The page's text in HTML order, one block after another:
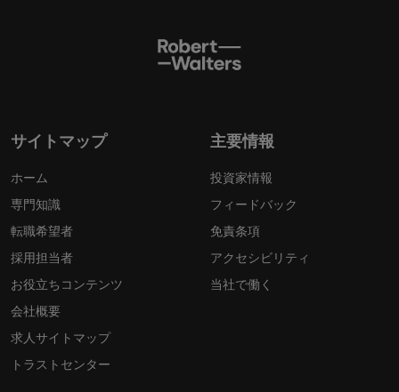
サイトマップ
ホーム
専門知識
転職希望者
採用担当者
お役立ちコンテンツ
会社概要
求人サイトマップ
トラストセンター
主要情報
投資家情報
フィードバック
免責条項
アクセシビリティ
当社で働く